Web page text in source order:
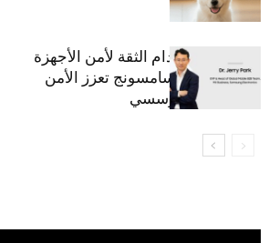
استراتيجية انعدام الثقة لأمن الأجهزة
المحمولة من سامسونج تعزز الأمن
السيبراني المؤسسي